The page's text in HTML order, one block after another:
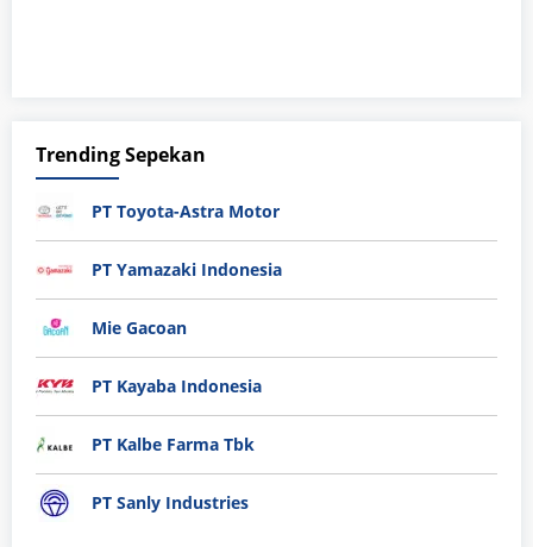
Trending Sepekan
PT Toyota-Astra Motor
PT Yamazaki Indonesia
Mie Gacoan
PT Kayaba Indonesia
PT Kalbe Farma Tbk
PT Sanly Industries